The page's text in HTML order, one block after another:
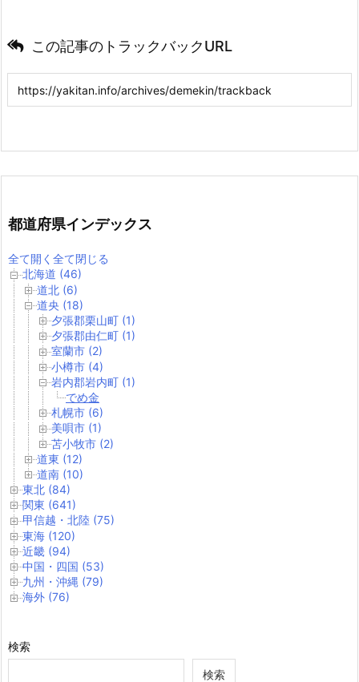
この記事のトラックバックURL
都道府県インデックス
全て開く 全て閉じる
北海道 (46)
道北 (6)
道央 (18)
夕張郡栗山町 (1)
夕張郡由仁町 (1)
室蘭市 (2)
小樽市 (4)
岩内郡岩内町 (1)
でめ金
札幌市 (6)
美唄市 (1)
苫小牧市 (2)
道東 (12)
道南 (10)
東北 (84)
関東 (641)
甲信越・北陸 (75)
東海 (120)
近畿 (94)
中国・四国 (53)
九州・沖縄 (79)
海外 (76)
検索
検索